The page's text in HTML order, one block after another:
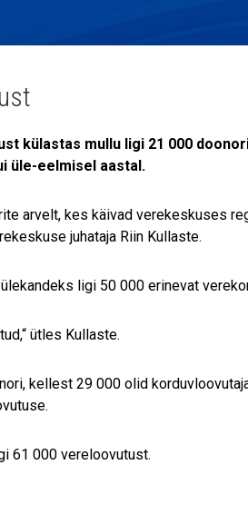
külastas mullu ligi 21 000
üle-eelmisel aastal.
arvelt, kes käivad verekeskuses
juhataja Riin Kullaste.
ligi 50 000 erinevat
ütles Kullaste.
kellest 29 000 olid
61 000 vereloovutust.